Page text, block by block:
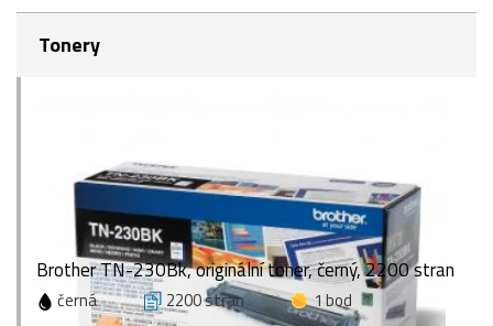
Tonery
Brother TN-230Bk, originální toner, černý, 2200 stran
černá 2200 stran
1 bod